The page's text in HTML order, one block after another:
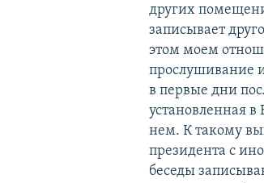
других
записывает
этом моем
прослушивание
в первые дни
установленная
нем. К такому
президента с
беседы